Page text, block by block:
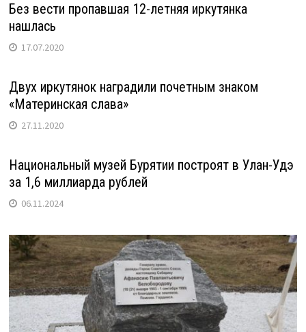
Без вести пропавшая 12-летняя иркутянка
нашлась
17.07.2020
Двух иркутянок наградили почетным знаком
«Материнская слава»
27.11.2020
Национальный музей Бурятии построят в Улан-Удэ
за 1,6 миллиарда рублей
06.11.2024